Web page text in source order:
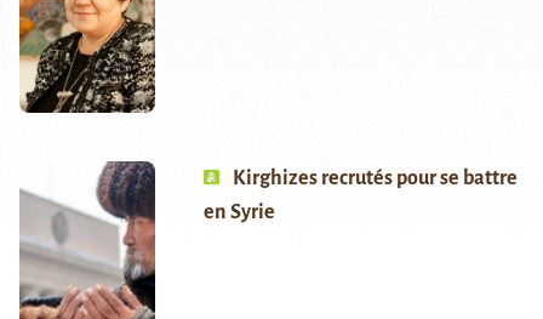
Kirghizes recrutés pour se battre
en Syrie